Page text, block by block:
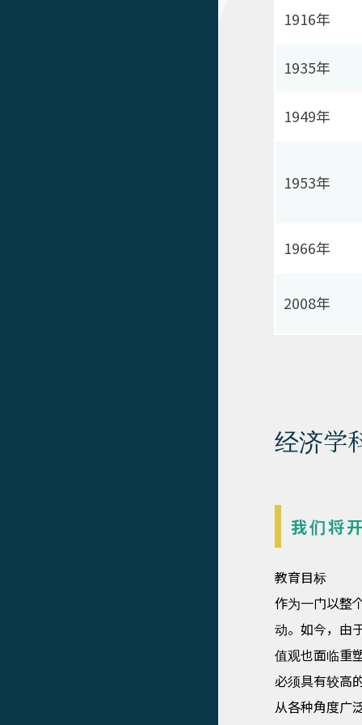
1916年
1935年
1949年
1953年
1966年
2008年
经济
我们将
教育目标
作为一门以整
动。如今，由
值观也面临重
必须具有较高
从各种角度广